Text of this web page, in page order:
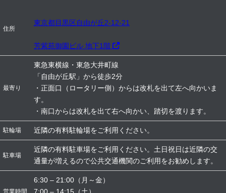
住所
東京都目黒区自由が丘2-12-21
芳紫苑御園ビル 地下1階
最寄り
東急東横線・東急大井町線
「自由が丘駅」から徒歩2分
・正面口（ロータリー側）からは改札を出て左へ向かいま
す。
・南口からは改札を出て右へ向かい、踏切を渡ります。
駐輪場 近隣の有料駐輪場をご利用ください。
駐車場
近隣の有料駐車場をご利用ください。土日祝日は近隣の交
通量が増えるので公共交通機関のご利用をお勧めします。
営業時間
6:30 – 21:00（月～金）